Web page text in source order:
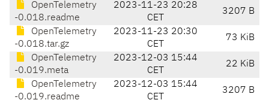
OpenTelemetry
-0.018.readme
2023-11-23 20:28
CET
3207 B
OpenTelemetry
-0.018.tar.gz
2023-11-23 20:30
CET
73 KiB
OpenTelemetry
-0.019.meta
2023-12-03 15:44
CET
22 KiB
OpenTelemetry
-0.019.readme
2023-12-03 15:44
CET
3207 B